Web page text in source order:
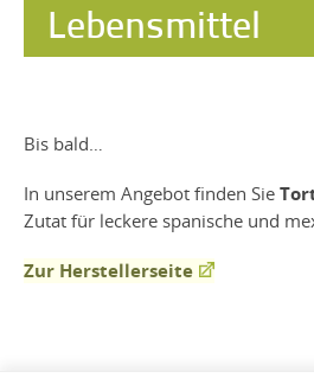
Lebensmittel
Bis bald…
In unserem Angebot finden Sie
Zutat für leckere spanische und
Zur Herstellerseite